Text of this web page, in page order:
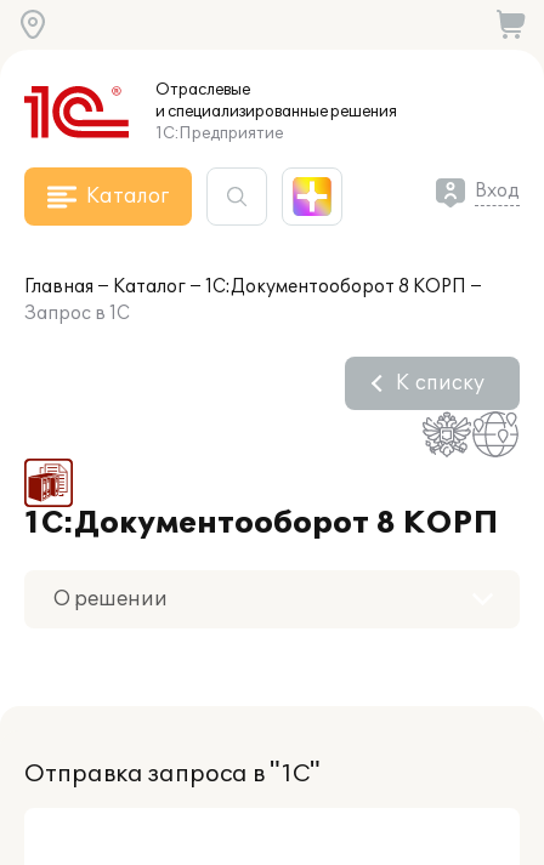
Отраслевые
и специализированныерешения
1С:Предприятие
Каталог Вход
Главная Каталог
1С:Документооборот 8 КОРП
Запрос в 1С
1С:Документооборот 8 КОРП
К списку
О решении
Поддержка
Отправка запроса в "1С"